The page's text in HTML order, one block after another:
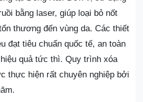
bằng laser, giúp loại bỏ nốt
thương đến vùng da. Các thiết
đạt tiêu chuẩn quốc tế, an toàn
quả tức thì. Quy trình xóa
thực hiện rất chuyên nghiệp bởi